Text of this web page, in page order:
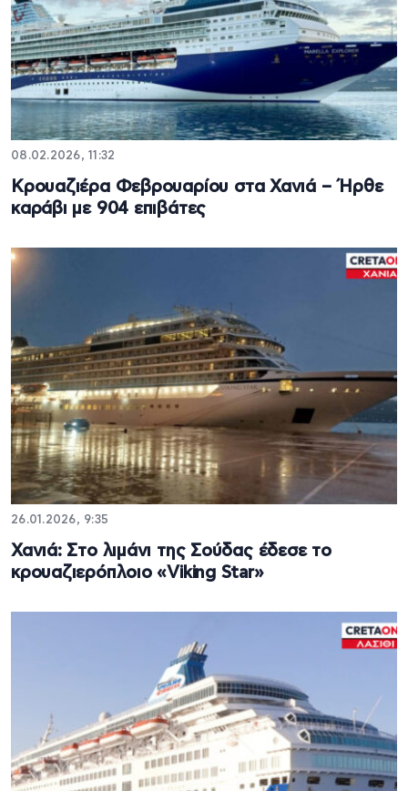
08.02.2026, 11:32
Κρουαζιέρα Φεβρουαρίου στα Χανιά – Ήρθε
καράβι με 904 επιβάτες
26.01.2026, 9:35
Χανιά: Στο λιμάνι της Σούδας έδεσε το
κρουαζιερόπλοιο «Viking Star»